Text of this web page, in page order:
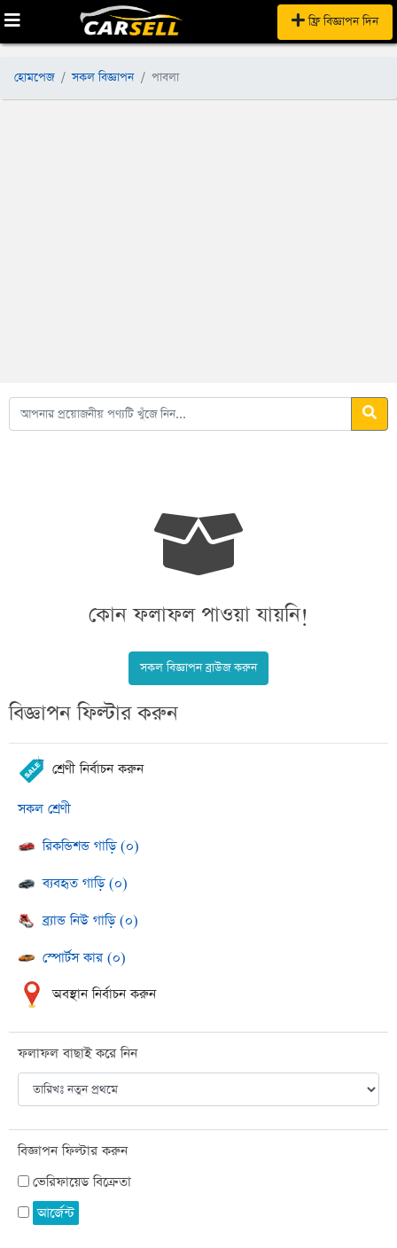
ফ্রি বিজ্ঞাপন দিন
হোমপেজ সকল বিজ্ঞাপন পাবলা
বিজ্ঞাপন ফিল্টার করুন
শ্রেণী নির্বাচন করুন
সকল শ্রেণী
রিকন্ডিশন্ড গাড়ি (০)
ব্যবহৃত গাড়ি (০)
ব্র্যান্ড নিউ গাড়ি (০)
স্পোর্টস কার (০)
অবস্থান নির্বাচন করুন
ফলাফল বাছাই করে নিন
বিজ্ঞাপন ফিল্টার করুন
ভেরিফায়েড বিক্রেতা
আর্জেন্ট
কোন ফলাফল পাওয়া যায়নি!
সকল বিজ্ঞাপন ব্রাউজ করুন